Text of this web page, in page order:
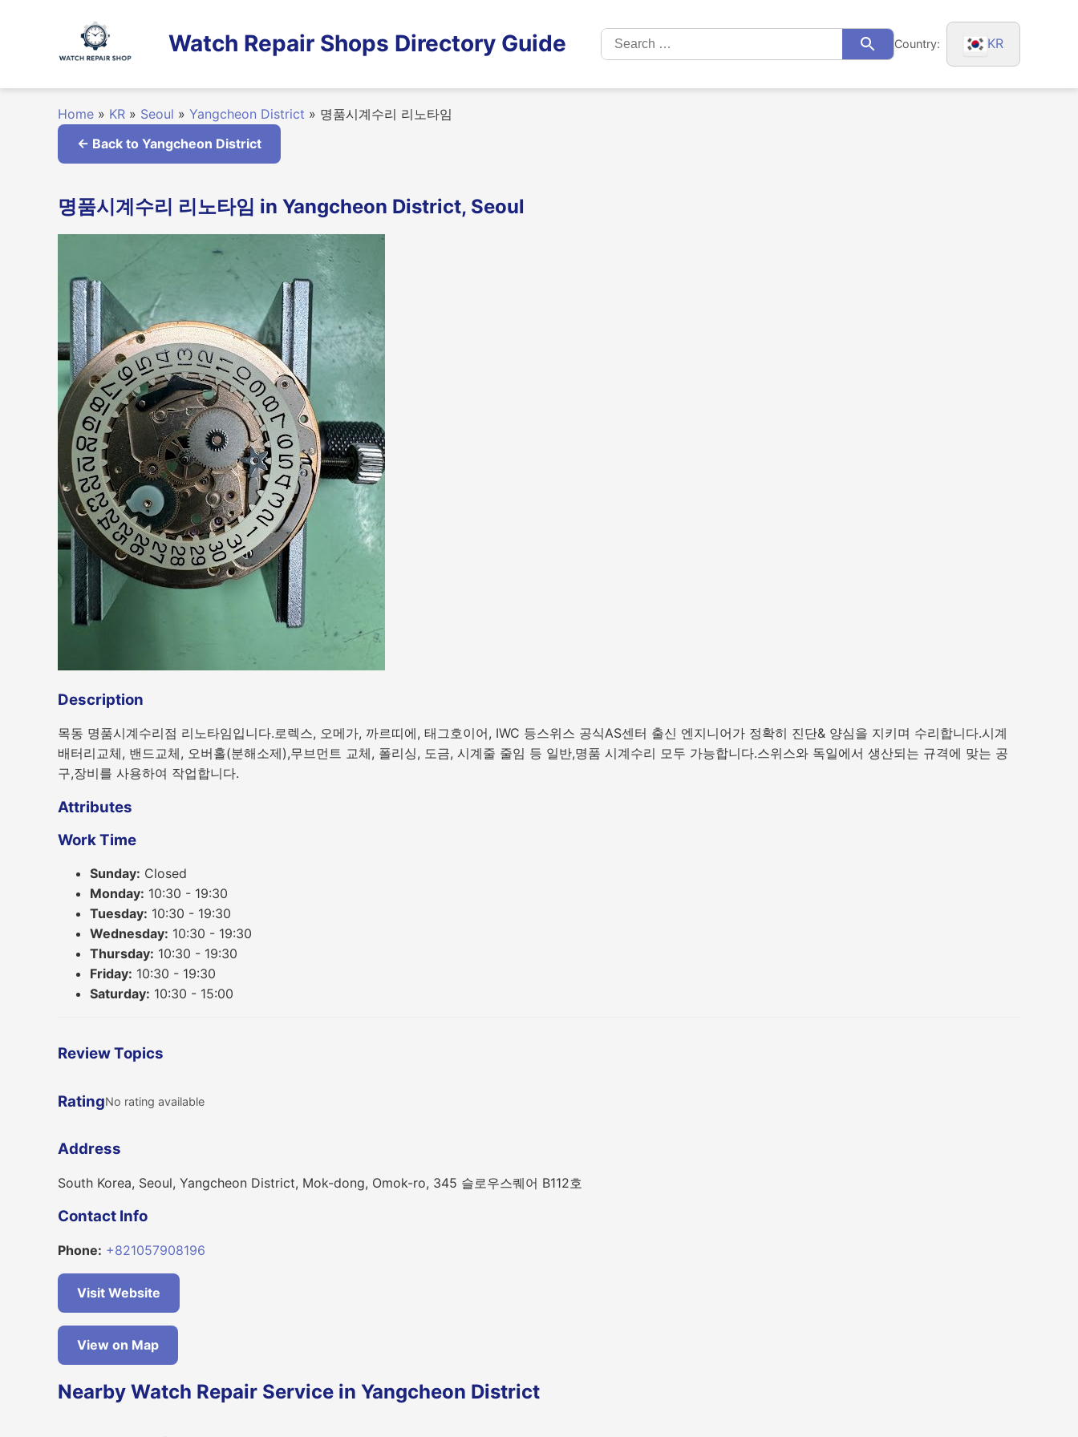
Watch Repair Shops Directory Guide
Search
for:
SearchCountry: KR
Home » KR » Seoul » Yangcheon District » 명품시계수리 리노타임
← Back to Yangcheon District
명품시계수리 리노타임 in Yangcheon District, Seoul
Description
목동 명품시계수리점 리노타임입니다.로렉스, 오메가, 까르띠에, 태그호이어, IWC 등스위스 공식AS센터 출신 엔지니어가 정확히 진단& 양심을 지키며 수리합니다.시계
배터리교체, 밴드교체, 오버홀(분해소제),무브먼트 교체, 폴리싱, 도금, 시계줄 줄임 등 일반,명품 시계수리 모두 가능합니다.스위스와 독일에서 생산되는 규격에 맞는 공
구,장비를 사용하여 작업합니다.
Attributes
Work Time
Sunday: Closed
Monday: 10:30 - 19:30
Tuesday: 10:30 - 19:30
Wednesday: 10:30 - 19:30
Thursday: 10:30 - 19:30
Friday: 10:30 - 19:30
Saturday: 10:30 - 15:00
Review Topics
RatingNo rating available
Address
South Korea, Seoul, Yangcheon District, Mok-dong, Omok-ro, 345 슬로우스퀘어 B112호
Contact Info
Phone: +821057908196
Visit Website
View on Map
Nearby Watch Repair Service in Yangcheon District